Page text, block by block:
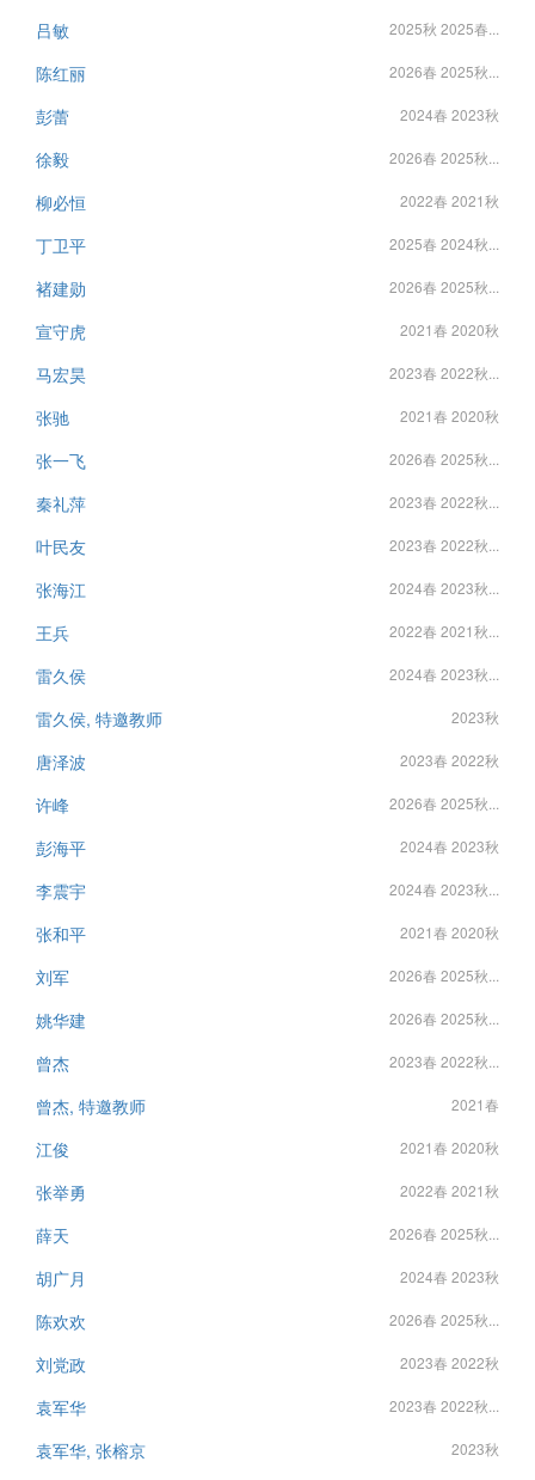
吕敏 2025秋 2025春...
陈红丽 2026春 2025秋...
彭蕾 2024春 2023秋
徐毅 2026春 2025秋...
柳必恒 2022春 2021秋
丁卫平 2025春 2024秋...
褚建勋 2026春 2025秋...
宣守虎 2021春 2020秋
马宏昊 2023春 2022秋...
张驰 2021春 2020秋
张一飞 2026春 2025秋...
秦礼萍 2023春 2022秋...
叶民友 2023春 2022秋...
张海江 2024春 2023秋...
王兵 2022春 2021秋...
雷久侯 2024春 2023秋...
雷久侯, 特邀教师 2023秋
唐泽波 2023春 2022秋
许峰 2026春 2025秋...
彭海平 2024春 2023秋
李震宇 2024春 2023秋...
张和平 2021春 2020秋
刘军 2026春 2025秋...
姚华建 2026春 2025秋...
曾杰 2023春 2022秋...
曾杰, 特邀教师 2021春
江俊 2021春 2020秋
张举勇 2022春 2021秋
薛天 2026春 2025秋...
胡广月 2024春 2023秋
陈欢欢 2026春 2025秋...
刘党政 2023春 2022秋
袁军华 2023春 2022秋...
袁军华, 张榕京 2023秋